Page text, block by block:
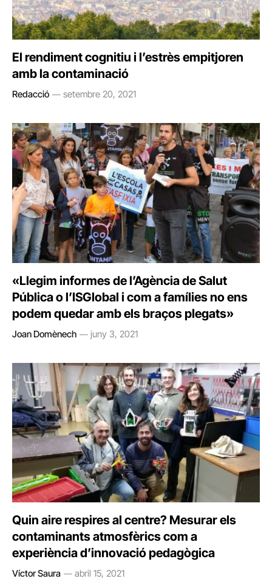
El rendiment cognitiu i l’estrès empitjoren
amb la contaminació
Redacció setembre 20, 2021
«Llegim informes de l’Agència de Salut
Pública o l’ISGlobal i com a famílies no ens
podem quedar amb els braços plegats»
Joan Domènech juny 3, 2021
Quin aire respires al centre? Mesurar els
contaminants atmosfèrics com a
experiència d’innovació pedagògica
Víctor Saura abril 15, 2021